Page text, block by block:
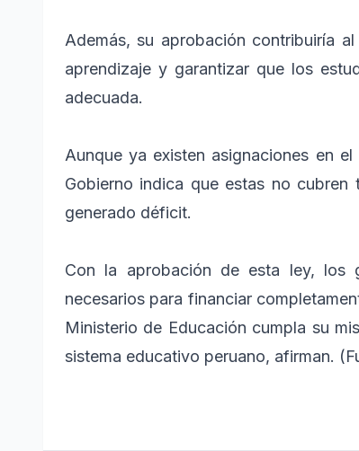
Además, su aprobación contribuiría
aprendizaje y garantizar que los
adecuada.
Aunque ya existen asignaciones en
Gobierno indica que estas no
generado déficit.
Con la aprobación de esta ley, los
necesarios para financiar
Ministerio de Educación cumpla su
sistema educativo peruano, afirman.